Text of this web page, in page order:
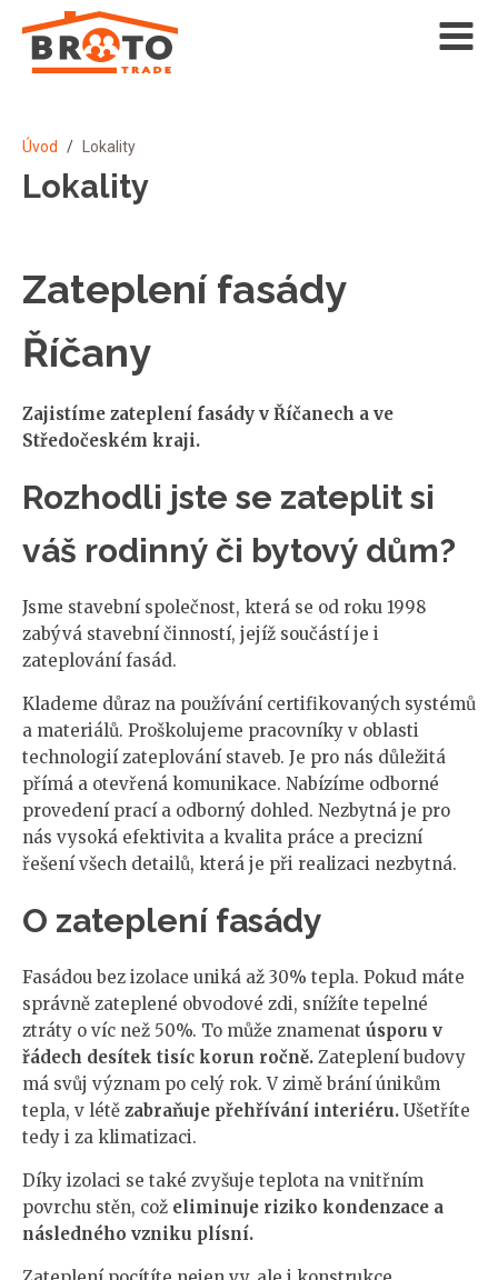
Úvod / Lokality
Lokality
Zateplení fasády
Říčany
Zajistíme zateplení fasády v Říčanech a ve
Středočeském kraji.
Rozhodli jste se zateplit si
váš rodinný či bytový dům?
Jsme stavební společnost, která se od roku 1998
zabývá stavební činností, jejíž součástí je i
zateplování fasád.
Klademe důraz na používání certifikovaných systémů
a materiálů. Proškolujeme pracovníky v oblasti
technologií zateplování staveb. Je pro nás důležitá
přímá a otevřená komunikace. Nabízíme odborné
provedení prací a odborný dohled. Nezbytná je pro
nás vysoká efektivita a kvalita práce a precizní
řešení všech detailů, která je při realizaci nezbytná.
O zateplení fasády
Fasádou bez izolace uniká až 30% tepla. Pokud máte
správně zateplené obvodové zdi, snížíte tepelné
ztráty o víc než 50%. To může znamenat úsporu v
řádech desítek tisíc korun ročně. Zateplení budovy
má svůj význam po celý rok. V zimě brání únikům
tepla, v létě zabraňuje přehřívání interiéru. Ušetříte
tedy i za klimatizaci.
Díky izolaci se také zvyšuje teplota na vnitřním
povrchu stěn, což eliminuje riziko kondenzace a
následného vzniku plísní.